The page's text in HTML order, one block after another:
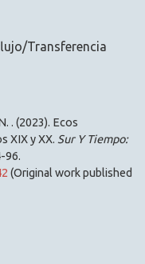
Transferencia
. (2023). Ecos
XIX y XX. Sur Y Tiempo:
96.
(Original work published